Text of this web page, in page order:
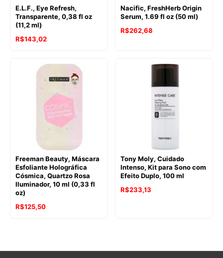
E.L.F., Eye Refresh,
Transparente, 0,38 fl oz
(11,2 ml)
R$143,02
Nacific, FreshHerb Origin
Serum, 1.69 fl oz (50 ml)
R$262,68
Freeman Beauty, Máscara
Esfoliante Holográfica
Cósmica, Quartzo Rosa
Iluminador, 10 ml (0,33 fl
oz)
R$125,50
Tony Moly, Cuidado
Intenso, Kit para Sono com
Efeito Duplo, 100 ml
R$233,13